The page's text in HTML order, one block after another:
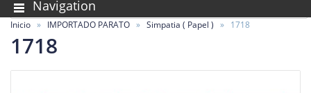
Navigation
Inicio IMPORTADO PARATO Simpatia ( Papel ) 1718
1718